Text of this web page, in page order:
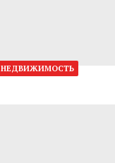
НЕДВИЖИМОСТЬ